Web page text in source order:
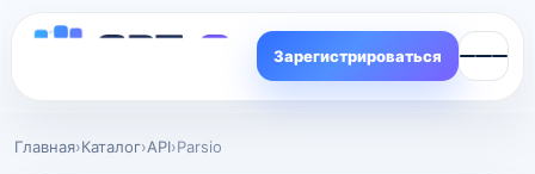
Зарегистрироваться
Главная›Каталог›API›Parsio